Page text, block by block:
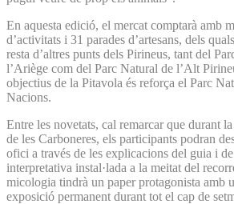
En aquesta edició, el mercat comptarà amb
d’activitats i 31 parades d’artesans, dels
resta d’altres punts dels Pirineus, tant del
l’Ariège com del Parc Natural de l’Alt
objectius de la Pitavola és reforça el Parc
Nacions.
Entre les novetats, cal remarcar que durant
de les Carboneres, els participants podran
ofici a través de les explicacions del guia i
interpretativa instal·lada a la meitat del
micologia tindrà un paper protagonista amb
exposició permanent durant tot el cap de